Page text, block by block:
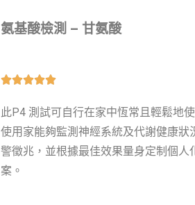
氨基酸檢測 – 甘氨酸

此P4 測試可自行在家中恆常且輕鬆地
使用家能夠監測神經系統及代謝健康狀
警徵兆，並根據最佳效果量身定制個人
案。